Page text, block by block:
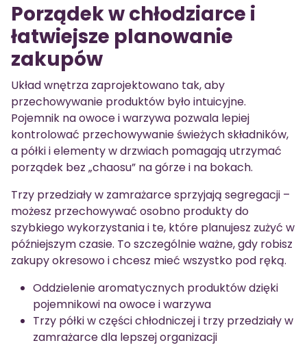
Porządek w chłodziarce i
łatwiejsze planowanie
zakupów
Układ wnętrza zaprojektowano tak, aby
przechowywanie produktów było intuicyjne.
Pojemnik na owoce i warzywa pozwala lepiej
kontrolować przechowywanie świeżych składników,
a półki i elementy w drzwiach pomagają utrzymać
porządek bez „chaosu” na górze i na bokach.
Trzy przedziały w zamrażarce sprzyjają segregacji –
możesz przechowywać osobno produkty do
szybkiego wykorzystania i te, które planujesz zużyć w
późniejszym czasie. To szczególnie ważne, gdy robisz
zakupy okresowo i chcesz mieć wszystko pod ręką.
Oddzielenie aromatycznych produktów dzięki
pojemnikowi na owoce i warzywa
Trzy półki w części chłodniczej i trzy przedziały w
zamrażarce dla lepszej organizacji